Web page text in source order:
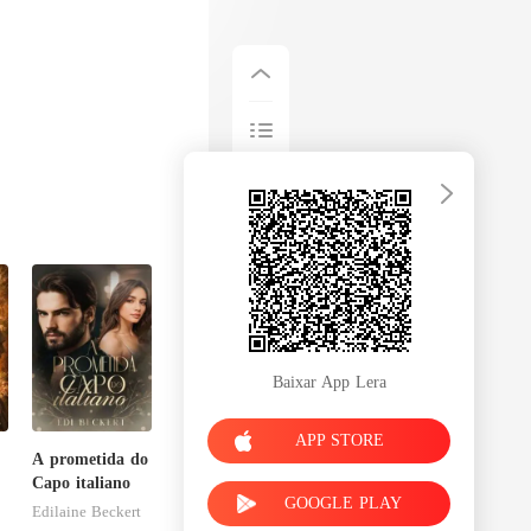
A prometida do
Capo italiano
Edilaine Beckert
Baixar App Lera
APP STORE
GOOGLE PLAY